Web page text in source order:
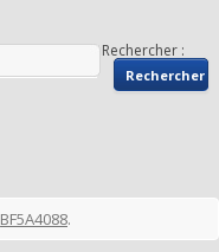
Rechercher :
BF5A4088.